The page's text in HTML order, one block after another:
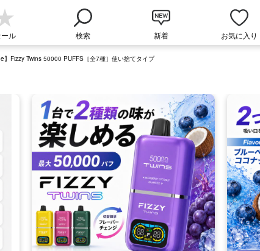
ル 検索 新着 お気に入り
】Fizzy Twins 50000 PUFFS［全7種］使い捨てタイプ